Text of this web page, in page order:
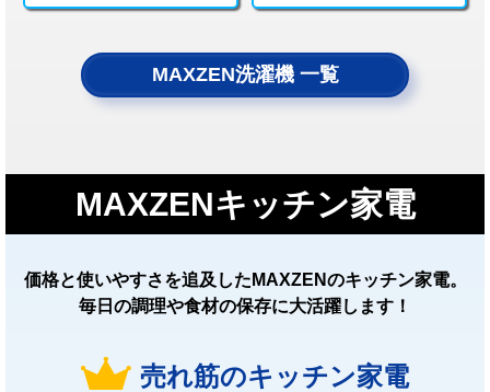
MAXZEN洗濯機 一覧
MAXZENキッチン家電
価格と使いやすさを追及したMAXZENのキッチン家電。
毎日の調理や食材の保存に大活躍します！
売れ筋のキッチン家電